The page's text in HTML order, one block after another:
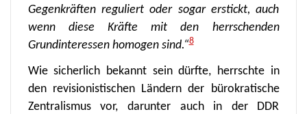
Gegenkräften reguliert oder sogar erstickt, auch
wenn diese Kräfte mit den herrschenden
Grundinteressen homogen sind.“8
Wie sicherlich bekannt sein dürfte, herrschte in
den revisionistischen Ländern der bürokratische
Zentralismus vor, darunter auch in der DDR